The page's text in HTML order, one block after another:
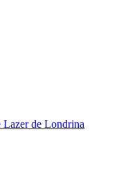
Lazer de Londrina